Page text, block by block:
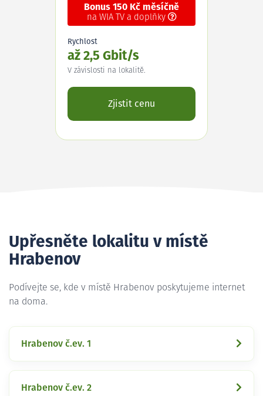
Bonus 150 Kč měsíčně
na WIA TV a doplňky
Rychlost
až 2,5 Gbit/s
V závislosti na lokalitě.
Zjistit cenu
Upřesněte lokalitu v místě
Hrabenov
Podívejte se, kde v místě Hrabenov poskytujeme internet
na doma.
Hrabenov č.ev. 1
Hrabenov č.ev. 2